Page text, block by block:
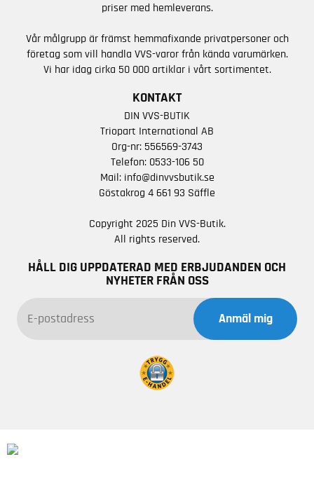
priser med hemleverans.
Vår målgrupp är främst hemmafixande privatpersoner och
företag som vill handla VVS-varor från kända varumärken.
Vi har idag cirka 50 000 artiklar i vårt sortimentet.
KONTAKT
DIN VVS-BUTIK
Triopart International AB
Org-nr: 556569-3743
Telefon: 0533-106 50
Mail: info@dinvvsbutik.se
Göstakrog 4 661 93 Säffle
Copyright 2025 Din VVS-Butik.
All rights reserved.
HÅLL DIG UPPDATERAD MED ERBJUDANDEN OCH
NYHETER FRÅN OSS
Anmäl mig